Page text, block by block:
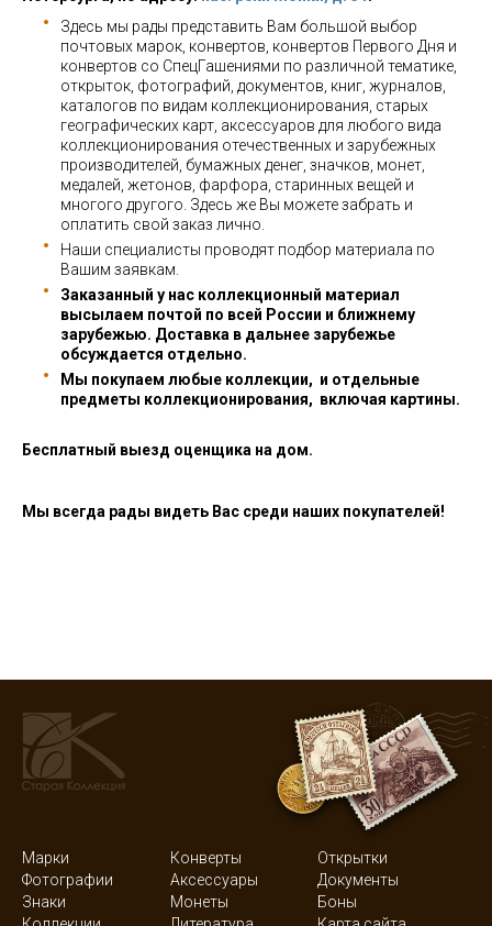
Здесь мы рады представить Вам большой выбор
почтовых марок, конвертов, конвертов Первого Дня и
конвертов со СпецГашениями по различной тематике,
открыток, фотографий, документов, книг, журналов,
каталогов по видам коллекционирования, старых
географических карт, аксессуаров для любого вида
коллекционирования отечественных и зарубежных
производителей, бумажных денег, значков, монет,
медалей, жетонов, фарфора, старинных вещей и
многого другого. Здесь же Вы можете забрать и
оплатить свой заказ лично.
Наши специалисты проводят подбор материала по
Вашим заявкам.
Заказанный у нас коллекционный материал
высылаем почтой по всей России и ближнему
зарубежью. Доставка в дальнее зарубежье
обсуждается отдельно.
Мы покупаем любые коллекции, и отдельные
предметы коллекционирования, включая картины.
Бесплатный выезд оценщика на дом.
Мы всегда рады видеть Вас среди наших покупателей!
Марки Конверты
Открытки
Фотографии
Аксессуары
Документы
Знаки
Монеты
Боны